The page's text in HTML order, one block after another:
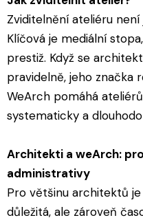
Zviditelnění ateliéru
Klíčová je mediální
prestiž. Když se
pravidelně, jeho značka
WeArch pomáhá
systematicky a
Architekti a weArch:
administrativy
Pro většinu architektů
důležitá, ale zároveň